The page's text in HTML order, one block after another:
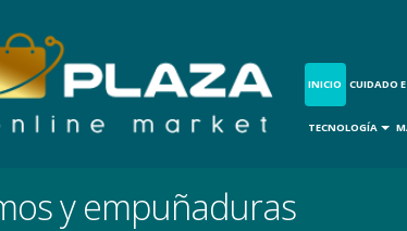
INICIO CUIDADO
TECNOLOGÍA
y empuñaduras